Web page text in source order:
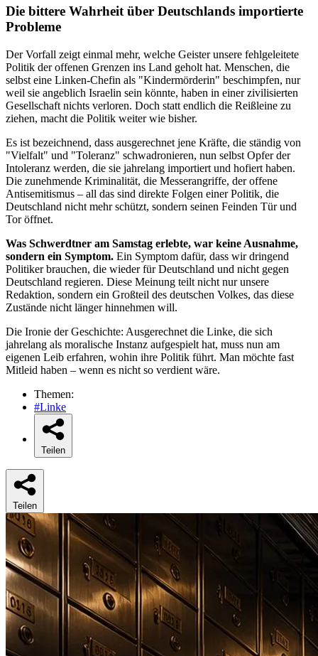
Die bittere Wahrheit über Deutschlands importierte
Probleme
Der Vorfall zeigt einmal mehr, welche Geister unsere fehlgeleitete
Politik der offenen Grenzen ins Land geholt hat. Menschen, die
selbst eine Linken-Chefin als "Kindermörderin" beschimpfen, nur
weil sie angeblich Israelin sein könnte, haben in einer zivilisierten
Gesellschaft nichts verloren. Doch statt endlich die Reißleine zu
ziehen, macht die Politik weiter wie bisher.
Es ist bezeichnend, dass ausgerechnet jene Kräfte, die ständig von
"Vielfalt" und "Toleranz" schwadronieren, nun selbst Opfer der
Intoleranz werden, die sie jahrelang importiert und hofiert haben.
Die zunehmende Kriminalität, die Messerangriffe, der offene
Antisemitismus – all das sind direkte Folgen einer Politik, die
Deutschland nicht mehr schützt, sondern seinen Feinden Tür und
Tor öffnet.
Was Schwerdtner am Samstag erlebte, war keine Ausnahme,
sondern ein Symptom. Ein Symptom dafür, dass wir dringend
Politiker brauchen, die wieder für Deutschland und nicht gegen
Deutschland regieren. Diese Meinung teilt nicht nur unsere
Redaktion, sondern ein Großteil des deutschen Volkes, das diese
Zustände nicht länger hinnehmen will.
Die Ironie der Geschichte: Ausgerechnet die Linke, die sich
jahrelang als moralische Instanz aufgespielt hat, muss nun am
eigenen Leib erfahren, wohin ihre Politik führt. Man möchte fast
Mitleid haben – wenn es nicht so verdient wäre.
Themen:
#Linke
Teilen
Teilen